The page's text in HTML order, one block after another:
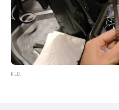
RED.